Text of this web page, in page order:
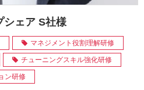
シェア S社様
マネジメント役割理解研修
チューニングスキル強化研修
ン研修